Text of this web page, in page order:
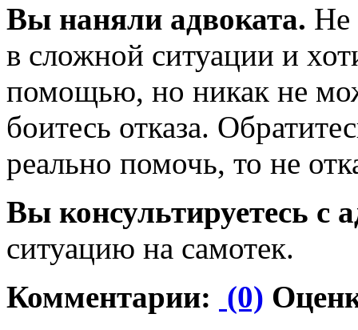
Вы наняли адвоката. Не
в сложной ситуации и
помощью, но никак не
боитесь отказа.
реально помочь, то не
Вы консультируетесь с
ситуацию на самотек.
Комментарии: (0)